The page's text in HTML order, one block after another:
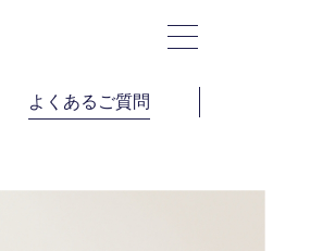
よくあるご質問